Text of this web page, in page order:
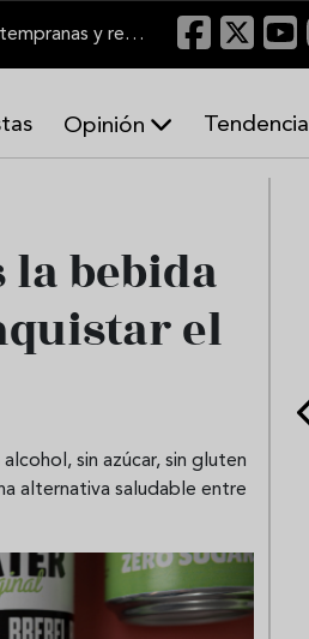
El Marco de Jerez inicia una de sus vendimias más tempranas y recupera producción
Opinión
n
í
s
bebida
el
sin azúcar, sin gluten
alternativa saludable entre
Cinco cremas frías de verduras
que querrás repetir todo agosto